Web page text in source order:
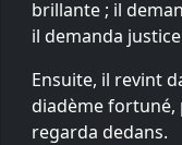
brillante ; il
il demanda
Ensuite, il revint
diadème fortuné,
regarda dedans.